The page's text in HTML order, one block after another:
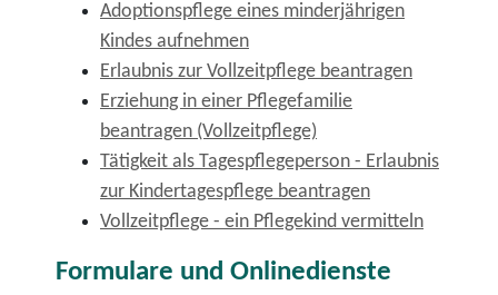
Adoptionspflege eines minderjährigen
Kindes aufnehmen
Erlaubnis zur Vollzeitpflege beantragen
Erziehung in einer Pflegefamilie
beantragen (Vollzeitpflege)
Tätigkeit als Tagespflegeperson - Erlaubnis
zur Kindertagespflege beantragen
Vollzeitpflege - ein Pflegekind vermitteln
Formulare und Onlinedienste